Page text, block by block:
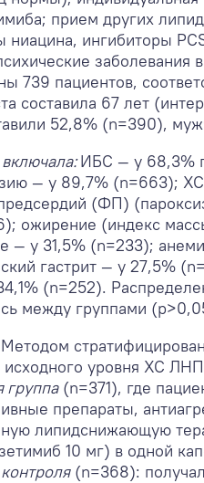
прием других
ингибиторы
заболевания
739 пациентов,
составила 67 лет
52,8% (n=390),
ИБС — у 68,3%
— у 89,7% (n=663);
(ФП)
ожирение (индекс
— у 31,5% (n=233);
гастрит — у 27,5%
(n=252).
между группами
Методом
исходного уровня ХС
группа(n=371), где
препараты,
липидснижающую
10 мг) в одной
(n=368):